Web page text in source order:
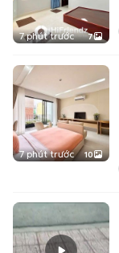
7 phút trước 7
7 phút trước 10